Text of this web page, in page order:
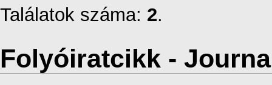
Találatok száma: 2.
Folyóiratcikk -